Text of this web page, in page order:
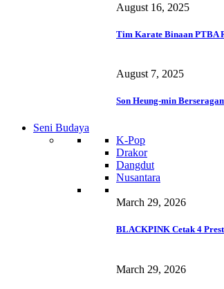
August 16, 2025
Tim Karate Binaan PTBA
August 7, 2025
Son Heung-min
Seni Budaya
K-Pop
Drakor
Dangdut
Nusantara
March 29, 2026
BLACKPINK Cetak 4
March 29, 2026